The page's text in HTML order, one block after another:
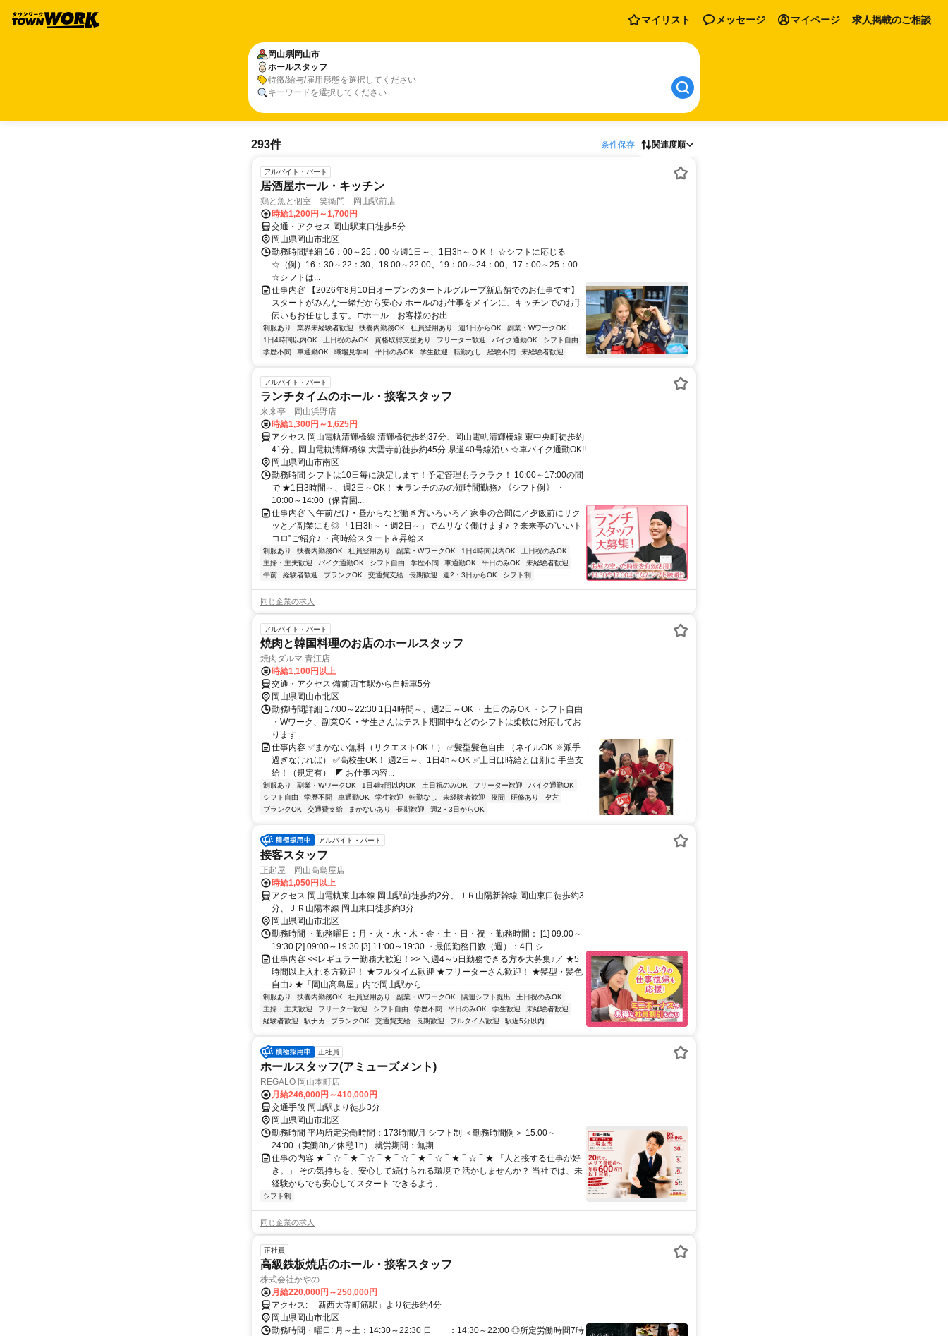
マイリスト メッセージ マイページ 求人掲載のご相談
岡山県 岡山市
ホールスタッフ
特徴/給与/雇用形態を選択してください
キーワードを選択してください
293件 条件保存 関連度順
アルバイト・パート
居酒屋ホール・キッチン
鶏と魚と個室 笑衛門 岡山駅前店
時給1,200円～1,700円
交通・アクセス 岡山駅東口徒歩5分
岡山県岡山市北区
勤務時間詳細 16：00～25：00 ☆週1日～、1日3h～ＯＫ！ ☆シフトに応じる
☆（例）16：30～22：30、18:00～22:00、19：00～24：00、17：00～25：00
☆シフトは...
仕事内容 【2026年8月10日オープンのタートルグループ新店舗でのお仕事です】
スタートがみんな一緒だから安心♪ ホールのお仕事をメインに、キッチンでのお手
伝いもお任せします。 □ホール…お客様のお出...
制服あり 業界未経験者歓迎 扶養内勤務OK 社員登用あり 週1日からOK
副業・WワークOK
1日4時間以内OK
土日祝のみOK 資格取得支援あり フリーター歓迎 バイク通勤OK
シフト自由
学歴不問
車通勤OK 職場見学可 平日のみOK 学生歓迎 転勤なし 経験不問 未経験者歓迎
アルバイト・パート
ランチタイムのホール・接客スタッフ
来来亭 岡山浜野店
時給1,300円～1,625円
アクセス 岡山電軌清輝橋線 清輝橋徒歩約37分、岡山電軌清輝橋線 東中央町徒歩約
41分、岡山電軌清輝橋線 大雲寺前徒歩約45分 県道40号線沿い ☆車バイク通勤OK!!
岡山県岡山市南区
勤務時間 シフトは10日毎に決定します！予定管理もラクラク！ 10:00～17:00の間
で ★1日3時間～、週2日～OK！ ★ランチのみの短時間勤務♪ 《シフト例》 ・
10:00～14:00（保育園...
仕事内容 ＼午前だけ・昼からなど働き方いろいろ／ 家事の合間に／夕飯前にサク
ッと／副業にも◎ 「1日3h～・週2日～」でムリなく働けます♪ ？来来亭の“いいト
コロ”ご紹介♪ ・高時給スタート＆昇給ス...
制服あり 扶養内勤務OK 社員登用あり 副業・WワークOK 1日4時間以内OK
土日祝のみOK
主婦・主夫歓迎
バイク通勤OK シフト自由 学歴不問 車通勤OK 平日のみOK
未経験者歓迎
午前
経験者歓迎 ブランクOK 交通費支給 長期歓迎 週2・3日からOK シフト制
同じ企業の求人
アルバイト・パート
焼肉と韓国料理のお店のホールスタッフ
焼肉ダルマ 青江店
時給1,100円以上
交通・アクセス 備前西市駅から自転車5分
岡山県岡山市北区
勤務時間詳細 17:00～22:30 1日4時間～、週2日～OK ・土日のみOK ・シフト自由
・Wワーク、副業OK ・学生さんはテスト期間中などのシフトは柔軟に対応してお
ります
仕事内容 ✅まかない無料（リクエストOK！） ✅髪型髪色自由 （ネイルOK ※派手
過ぎなければ） ✅高校生OK！ 週2日～、1日4h～OK ✅土日は時給とは別に 手当支
給！（規定有） |◤ お仕事内容...
制服あり 副業・WワークOK 1日4時間以内OK 土日祝のみOK フリーター歓迎
バイク通勤OK
シフト自由
学歴不問 車通勤OK 学生歓迎 転勤なし 未経験者歓迎 夜間 研修あり
夕方
ブランクOK
交通費支給 まかないあり 長期歓迎 週2・3日からOK
アルバイト・パート
接客スタッフ
正起屋 岡山高島屋店
時給1,050円以上
アクセス 岡山電軌東山本線 岡山駅前徒歩約2分、ＪＲ山陽新幹線 岡山東口徒歩約3
分、ＪＲ山陽本線 岡山東口徒歩約3分
岡山県岡山市北区
勤務時間 ・勤務曜日：月・火・水・木・金・土・日・祝 ・勤務時間： [1] 09:00～
19:30 [2] 09:00～19:30 [3] 11:00～19:30 ・最低勤務日数（週）：4日 シ...
仕事内容 <<レギュラー勤務大歓迎！>> ＼週4～5日勤務できる方を大募集♪／ ★5
時間以上入れる方歓迎！ ★フルタイム歓迎 ★フリーターさん歓迎！ ★髪型・髪色
自由♪ ★「岡山高島屋」内で岡山駅から...
制服あり 扶養内勤務OK 社員登用あり 副業・WワークOK 隔週シフト提出
土日祝のみOK
主婦・主夫歓迎
フリーター歓迎 シフト自由 学歴不問 平日のみOK 学生歓迎
未経験者歓迎
経験者歓迎
駅ナカ ブランクOK 交通費支給 長期歓迎 フルタイム歓迎 駅近5分以内
正社員
ホールスタッフ(アミューズメント)
REGALO 岡山本町店
月給246,000円～410,000円
交通手段 岡山駅より徒歩3分
岡山県岡山市北区
勤務時間 平均所定労働時間：173時間/月 シフト制 ＜勤務時間例＞ 15:00～
24:00（実働8h／休憩1h） 就労期間：無期
仕事の内容 ★⌒☆⌒★⌒☆⌒★⌒☆⌒★⌒☆⌒★⌒☆⌒★ 「人と接する仕事が好
き。」 その気持ちを、安心して続けられる環境で 活かしませんか？ 当社では、未
経験からでも安心してスタート できるよう、...
シフト制
同じ企業の求人
正社員
高級鉄板焼店のホール・接客スタッフ
株式会社かやの
月給220,000円～250,000円
アクセス: 「新西大寺町筋駅」より徒歩約4分
岡山県岡山市北区
勤務時間・曜日: 月～土：14:30～22:30 日 ：14:30～22:00 ◎所定労働時間7時